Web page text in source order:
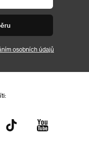
osobních údajů